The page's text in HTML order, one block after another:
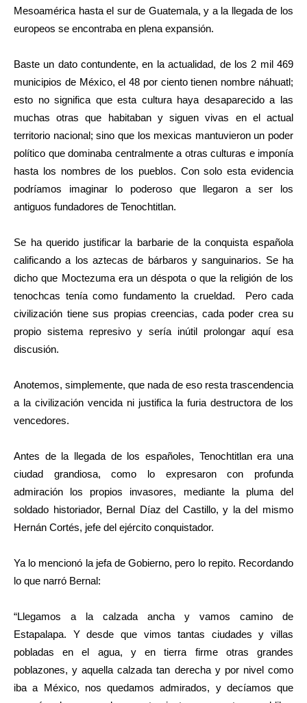
Mesoamérica hasta el sur de Guatemala, y a la llegada de los
europeos se encontraba en plena expansión.
Baste un dato contundente, en la actualidad, de los 2 mil 469
municipios de México, el 48 por ciento tienen nombre náhuatl;
esto no significa que esta cultura haya desaparecido a las
muchas otras que habitaban y siguen vivas en el actual
territorio nacional; sino que los mexicas mantuvieron un poder
político que dominaba centralmente a otras culturas e imponía
hasta los nombres de los pueblos. Con solo esta evidencia
podríamos imaginar lo poderoso que llegaron a ser los
antiguos fundadores de Tenochtitlan.
Se ha querido justificar la barbarie de la conquista española
calificando a los aztecas de bárbaros y sanguinarios. Se ha
dicho que Moctezuma era un déspota o que la religión de los
tenochcas tenía como fundamento la crueldad. Pero cada
civilización tiene sus propias creencias, cada poder crea su
propio sistema represivo y sería inútil prolongar aquí esa
discusión.
Anotemos, simplemente, que nada de eso resta trascendencia
a la civilización vencida ni justifica la furia destructora de los
vencedores.
Antes de la llegada de los españoles, Tenochtitlan era una
ciudad grandiosa, como lo expresaron con profunda
admiración los propios invasores, mediante la pluma del
soldado historiador, Bernal Díaz del Castillo, y la del mismo
Hernán Cortés, jefe del ejército conquistador.
Ya lo mencionó la jefa de Gobierno, pero lo repito. Recordando
lo que narró Bernal:
“Llegamos a la calzada ancha y vamos camino de
Estapalapa. Y desde que vimos tantas ciudades y villas
pobladas en el agua, y en tierra firme otras grandes
poblazones, y aquella calzada tan derecha y por nivel como
iba a México, nos quedamos admirados, y decíamos que